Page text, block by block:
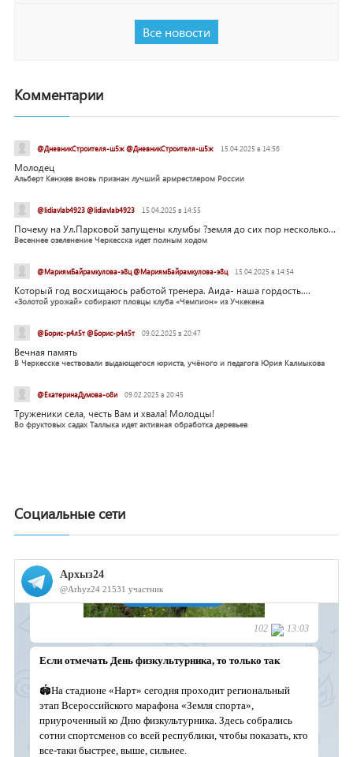
Все новости
Комментарии
@ДневникСтроителя-ш5ж @ДневникСтроителя-ш5ж 15.04.2025 в 14:56
Молодец
Альберт Кенжев вновь признан лучший армрестлером России
@lidiavlab4923 @lidiavlab4923 15.04.2025 в 14:55
Почему на Ул.Парковой запущены клумбы ?земля до сих пор несколько...
Весеннее озеленение Черкесска идет полным ходом
@МариямБайрамкулова-э8ц @МариямБайрамкулова-э8ц 15.04.2025 в 14:54
Который год восхищаюсь работой тренера. Аида- наша гордость....
«Золотой урожай» собирают пловцы клуба «Чемпион» из Учкекена
@Борис-р4л5т @Борис-р4л5т 09.02.2025 в 20:47
Вечная память
В Черкесске чествовали выдающегося юриста, учёного и педагога Юрия Калмыкова
@ЕкатеринаДумова-о8и 09.02.2025 в 20:45
Труженики села, честь Вам и хвала! Молодцы!
Во фруктовых садах Таллыка идет активная обработка деревьев
Социальные сети